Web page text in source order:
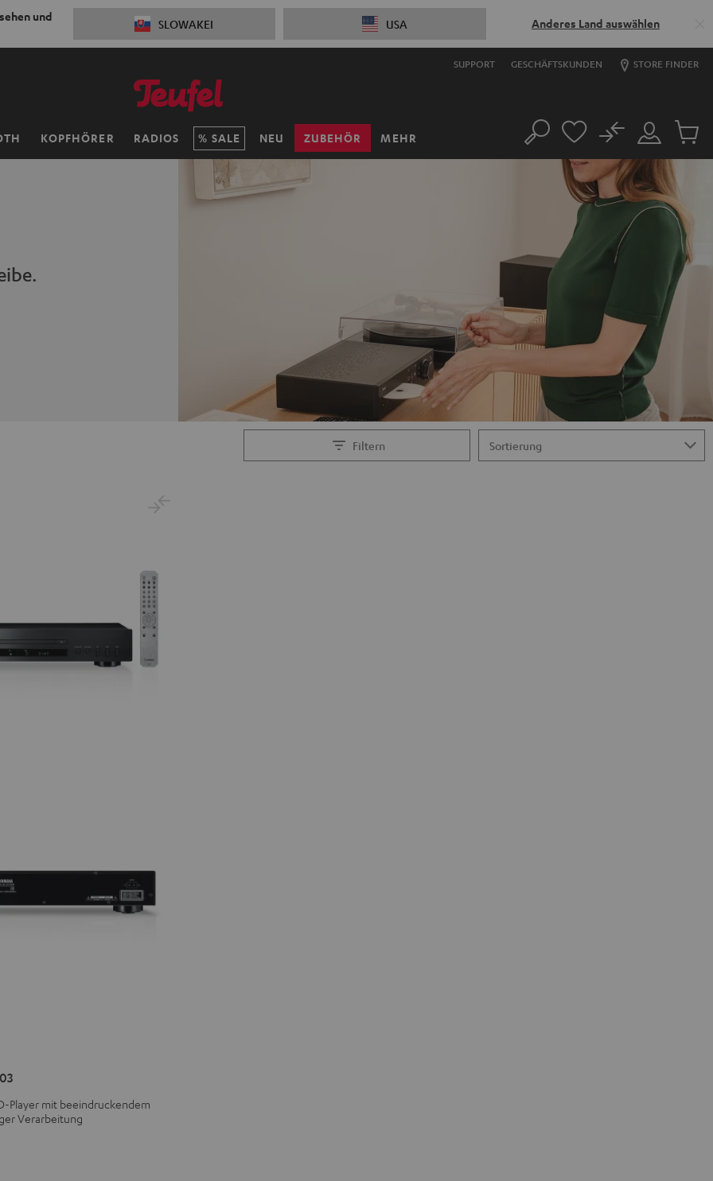
und
SLOWAKEI USA Anderes Land auswählen
SUPPORT GESCHÄFTSKUNDEN STORE FINDER
KOPFHÖRER RADIOS SALE NEU ZUBEHÖR MEHR Suche
Mein
Konto
No
Artikel
Filtern
Player mit beeindruckendem
Verarbeitung